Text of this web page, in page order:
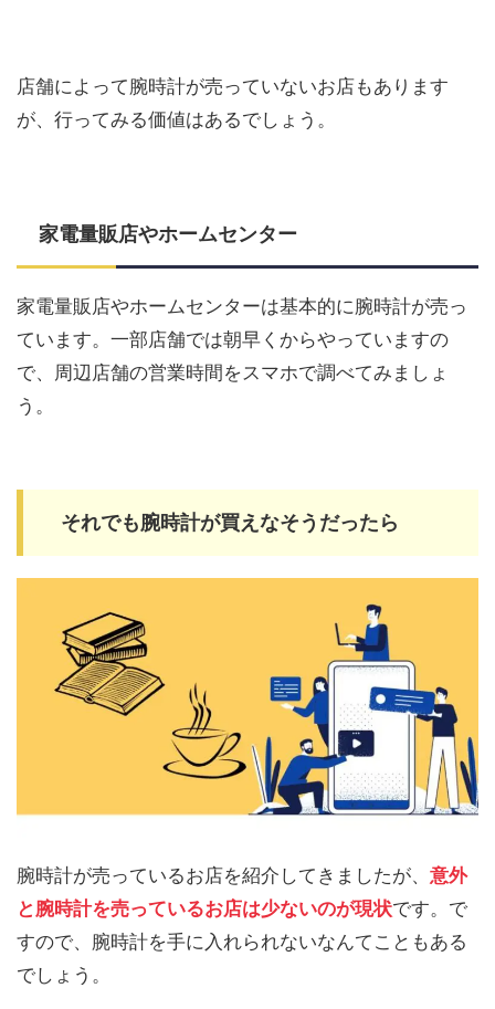
店舗によって腕時計が売っていないお店もあります
が、行ってみる価値はあるでしょう。
家電量販店やホームセンター
家電量販店やホームセンターは基本的に腕時計が売っ
ています。一部店舗では朝早くからやっていますの
で、周辺店舗の営業時間をスマホで調べてみましょ
う。
それでも腕時計が買えなそうだったら
腕時計が売っているお店を紹介してきましたが、 意外
と腕時計を売っているお店は少ないのが現状です。で
すので、腕時計を手に入れられないなんてこともある
でしょう。